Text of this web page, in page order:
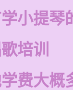
小提琴
培训
费大概